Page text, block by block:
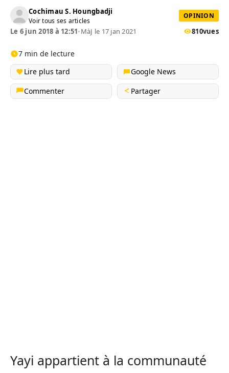
Cochimau S. Houngbadji
Voir tous ses articles
OPINION
Le 6 jun 2018 à 12:51•MàJ le 17 jan 2021 810vues
7 min de lecture
Lire plus tard
Google News
Commenter
Partager
Yayi appartient à la communauté